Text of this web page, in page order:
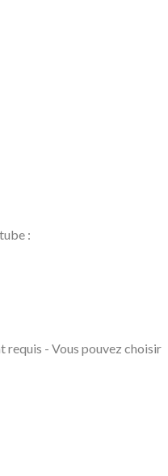
:
requis - Vous pouvez choisir